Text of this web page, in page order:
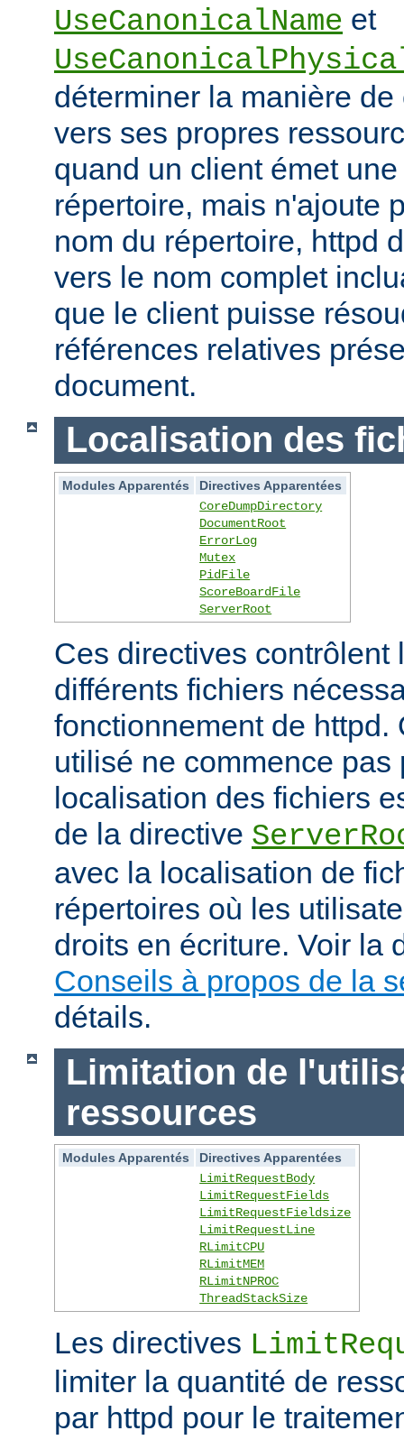
UseCanonicalName et
déterminer la manière
vers ses propres
quand un client émet
répertoire, mais n'ajoute
nom du répertoire, httpd
vers le nom complet
que le client puisse
références relatives
document.
Localisation des
Modules Apparentés
Directives Apparentées
CoreDumpDirectory
DocumentRoot
ErrorLog
Mutex
PidFile
ScoreBoardFile
ServerRoot
Ces directives contrôlent
différents fichiers
fonctionnement de httpd.
utilisé ne commence pas
localisation des fichiers
de la directive
avec la localisation de
répertoires où les
droits en écriture. Voir la
Conseils à propos de la
détails.
Limitation de
ressources
Modules Apparentés
Directives Apparentées
LimitRequestBody
LimitRequestFields
LimitRequestFieldsize
LimitRequestLine
RLimitCPU
RLimitMEM
RLimitNPROC
ThreadStackSize
Les directives
limiter la quantité de
par httpd pour le